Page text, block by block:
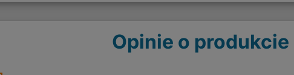
Opinie o produkcie